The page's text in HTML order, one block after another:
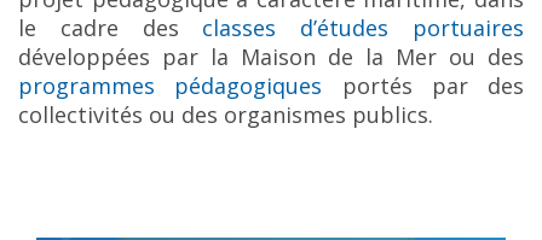
le cadre des classes d’études portuaires
développées par la Maison de la Mer ou des
programmes pédagogiques portés par des
collectivités ou des organismes publics.